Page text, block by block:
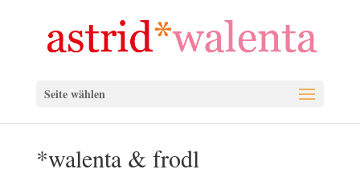
Seite wählen
*walenta & frodl